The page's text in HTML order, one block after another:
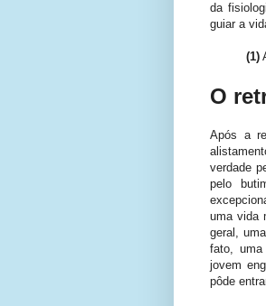
da
guiar a
(1)
O
Após a
verdade
pelo
uma vida
geral,
fato, uma
jovem
pôde